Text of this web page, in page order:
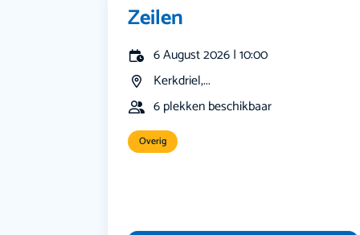
Zeilen
6 August 2026 | 10:00
Kerkdriel,...
6 plekken beschikbaar
Overig